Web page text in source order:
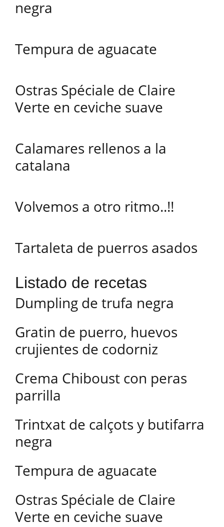
negra
Tempura de aguacate
Ostras Spéciale de Claire
Verte en ceviche suave
Calamares rellenos a la
catalana
Volvemos a otro ritmo..!!
Tartaleta de puerros asados
Listado de recetas
Dumpling de trufa negra
Gratin de puerro, huevos
crujientes de codorniz
Crema Chiboust con peras
parrilla
Trintxat de calçots y butifarra
negra
Tempura de aguacate
Ostras Spéciale de Claire
Verte en ceviche suave